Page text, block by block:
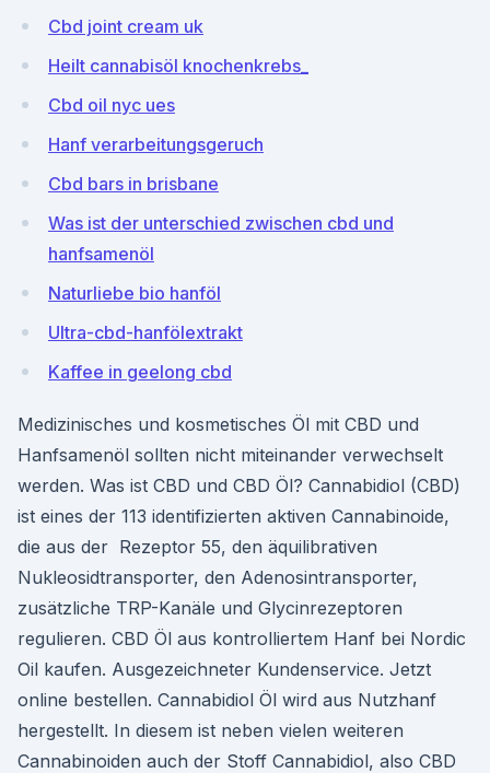
Cbd joint cream uk
Heilt cannabisöl knochenkrebs_
Cbd oil nyc ues
Hanf verarbeitungsgeruch
Cbd bars in brisbane
Was ist der unterschied zwischen cbd und
hanfsamenöl
Naturliebe bio hanföl
Ultra-cbd-hanfölextrakt
Kaffee in geelong cbd
Medizinisches und kosmetisches Öl mit CBD und
Hanfsamenöl sollten nicht miteinander verwechselt
werden. Was ist CBD und CBD Öl? Cannabidiol (CBD)
ist eines der 113 identifizierten aktiven Cannabinoide,
die aus der Rezeptor 55, den äquilibrativen
Nukleosidtransporter, den Adenosintransporter,
zusätzliche TRP-Kanäle und Glycinrezeptoren
regulieren. CBD Öl aus kontrolliertem Hanf bei Nordic
Oil kaufen. Ausgezeichneter Kundenservice. Jetzt
online bestellen. Cannabidiol Öl wird aus Nutzhanf
hergestellt. In diesem ist neben vielen weiteren
Cannabinoiden auch der Stoff Cannabidiol, also CBD